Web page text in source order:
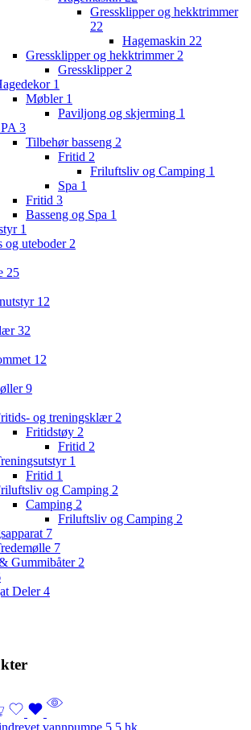
Gressklipper og hekktrimmer
22
Hagemaskin 22
Gressklipper og hekktrimmer 2
Gressklipper 2
1
Møbler 1
Paviljong og skjerming 1
3
Tilbehør basseng 2
Fritid 2
Friluftsliv og Camping 1
Spa 1
Fritid 3
Basseng og Spa 1
1
og uteboder 2
25
12
32
12
9
og treningsklær 2
Fritidstøy 2
Fritid 2
1
Fritid 1
og Camping 2
Camping 2
Friluftsliv og Camping 2
7
7
Gummibåter 2
Deler4